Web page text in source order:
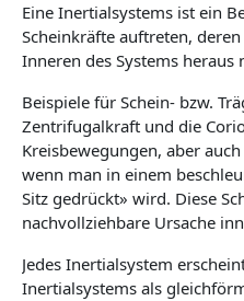
Eine Inertialsystems ist ein
Scheinkräfte auftreten,
Inneren des Systems heraus
Beispiele für Schein- bzw.
Zentrifugalkraft und die
Kreisbewegungen, aber
wenn man in einem
Sitz gedrückt» wird. Diese
nachvollziehbare Ursache
Jedes Inertialsystem
Inertialsystems als